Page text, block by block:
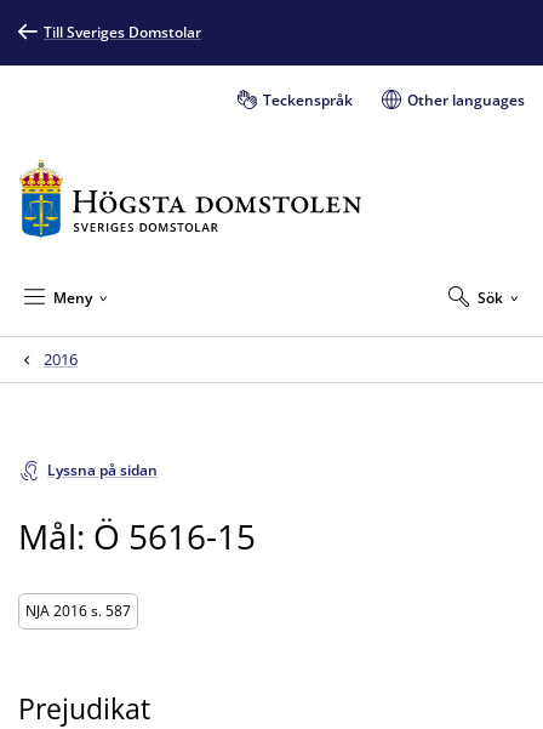
Till Sveriges Domstolar
Teckenspråk Other languages
Sök
Meny
2016
Lyssna på sidan
Mål: Ö 5616-15
NJA 2016 s. 587
Prejudikat